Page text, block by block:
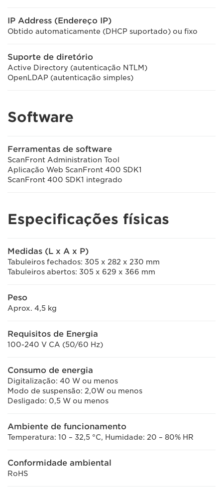
IP Address (Endereço IP)
Obtido automaticamente (DHCP suportado) ou fixo
Suporte de diretório
Active Directory (autenticação NTLM)
OpenLDAP (autenticação simples)
Software
Ferramentas de software
ScanFront Administration Tool
Aplicação Web ScanFront 400 SDK1
ScanFront 400 SDK1 integrado
Especificações físicas
Medidas (L x A x P)
Tabuleiros fechados: 305 x 282 x 230 mm
Tabuleiros abertos: 305 x 629 x 366 mm
Peso
Aprox. 4,5 kg
Requisitos de Energia
100-240 V CA (50/60 Hz)
Consumo de energia
Digitalização: 40 W ou menos
Modo de suspensão: 2,0W ou menos
Desligado: 0,5 W ou menos
Ambiente de funcionamento
Temperatura: 10 – 32,5 °C, Humidade: 20 – 80% HR
Conformidade ambiental
RoHS